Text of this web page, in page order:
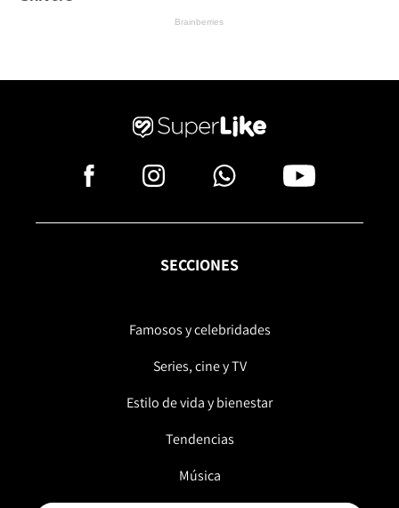
SECCIONES
Famosos y celebridades
Series, cine y TV
Estilo de vida y bienestar
Tendencias
Música